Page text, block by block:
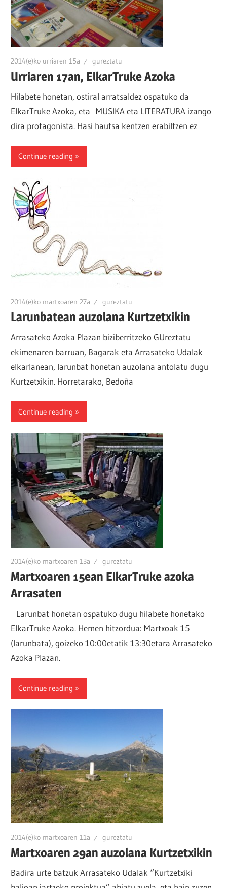
2014(e)ko urriaren 15a gureztatu
Urriaren 17an, ElkarTruke Azoka
Hilabete honetan, ostiral arratsaldez ospatuko da
ElkarTruke Azoka, eta MUSIKA eta LITERATURA izango
dira protagonista. Hasi hautsa kentzen erabiltzen ez
Continue reading
2014(e)ko martxoaren 27a gureztatu
Larunbatean auzolana Kurtzetxikin
Arrasateko Azoka Plazan biziberritzeko GUreztatu
ekimenaren barruan, Bagarak eta Arrasateko Udalak
elkarlanean, larunbat honetan auzolana antolatu dugu
Kurtzetxikin. Horretarako, Bedoña
Continue reading
2014(e)ko martxoaren 13a gureztatu
Martxoaren 15ean ElkarTruke azoka
Arrasaten
Larunbat honetan ospatuko dugu hilabete honetako
ElkarTruke Azoka. Hemen hitzordua: Martxoak 15
(larunbata), goizeko 10:00etatik 13:30etara Arrasateko
Azoka Plazan.
Continue reading
2014(e)ko martxoaren 11a gureztatu
Martxoaren 29an auzolana Kurtzetxikin
Badira urte batzuk Arrasateko Udalak “Kurtzetxiki